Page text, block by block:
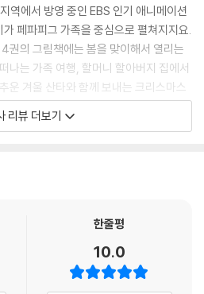
역에서 방영 중인 EBS 인기 애니메이션
페파피그 가족을 중심으로 펼쳐지지요.
4권의 그림책에는 봄을 맞이해서 열리는
나는 가족 여행, 할머니 할아버지 집에서
운 겨울 산타와 함께 보내는 크리스마스
담겨 있어요.
를 따뜻한 색감의 그림과 흥미로운 이야
즐거운 이야기를 4권의 그림책에 담았
여름, 가을, 겨울 이야기로 구성했어요.
러윈, 크리스마스 이야기를 담았어요.
리뷰 더보기
한줄평
10.0